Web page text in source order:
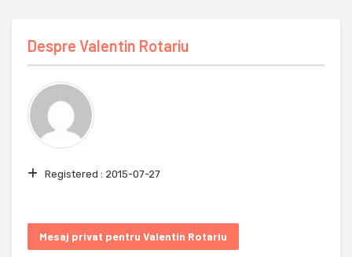
Despre Valentin Rotariu
Registered : 2015-07-27
Mesaj privat pentru Valentin Rotariu